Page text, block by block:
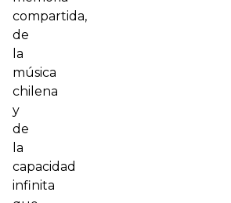
compartida,
de
la
música
chilena
y
de
la
capacidad
infinita